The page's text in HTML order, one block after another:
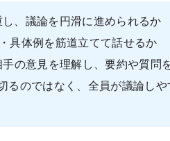
、議論を円滑に進められるか
具体例を筋道立てて話せるか
手の意見を理解し、要約や質問
るのではなく、全員が議論し